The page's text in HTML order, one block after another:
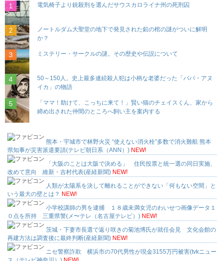
電気椅子より銃殺刑を選んだサウスカロライナ州の死刑囚
ノートルダム大聖堂の地下で発見された鉛の棺の謎がついに解明
か？
ミステリー・サークルの謎。その歴史や伝説について
50～150人。史上最多連続殺人犯は小柄な老婆だった「ババ・アヌ
イカ」の物語
「ママ！助けて、こっちに来て！」賢い猫のチェイスくん、家から
締め出された仲間のところへ飼い主を案内する
熊本・宇城市で林野火災 “使えない消火栓”多数で消火難航 熊本
県知事が災害派遣要請(テレビ朝日系（ANN）) NEW!
「大阪のことは大阪で決める」 住民投票と統一選の同日実施、
改めて意向 維新・吉村代表(産経新聞) NEW!
人類が太陽系を決して離れることができない「何もない空間」と
いう最大の壁とは？ NEW!
小学校講師の男を逮捕 １８歳未満女児のわいせつ画像データ１
０点を所持 三重県警(メ〜テレ（名古屋テレビ）) NEW!
茨城・下妻市長選で返り咲きの菊池博氏が就任会見 文化会館の
再建方法は調査後に最終判断(産経新聞) NEW!
ニセ警察詐欺 横浜市の70代男性が現金3155万円被害(tvkニュー